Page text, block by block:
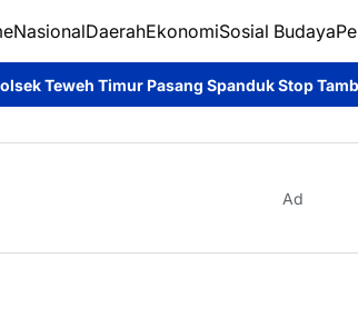
NasionalDaerahEkonomiSosial Budaya
Spanduk Stop Tambang Ilegal, Edukasi
Ad